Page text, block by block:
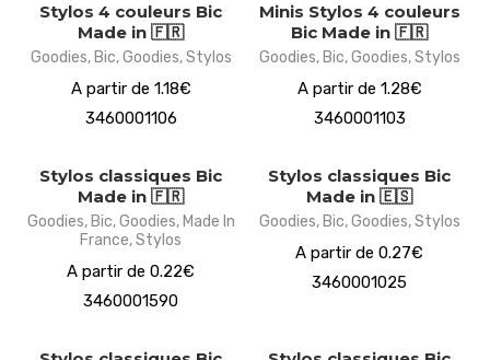
Stylos 4 couleurs Bic
Made in 🇫🇷
Goodies, Bic,Goodies,Stylos
A partir de 1.18€
3460001106
Minis Stylos 4 couleurs
Bic Made in 🇫🇷
Goodies, Bic,Goodies,Stylos
A partir de 1.28€
3460001103
Stylos classiques Bic
Made in 🇫🇷
Goodies, Bic,Goodies, Made In
France,Stylos
A partir de 0.22€
3460001590
Stylos classiques Bic
Made in 🇪🇸
Goodies, Bic,Goodies,Stylos
A partir de 0.27€
3460001025